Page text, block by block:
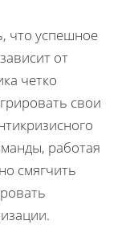
что успешное
от
четко
свои
работая
смягчить